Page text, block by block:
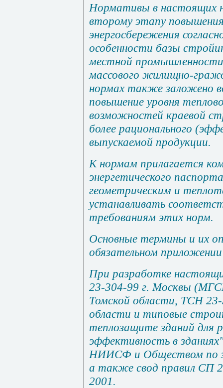
Нормативы в настоящих
второму этапу
энергосбережения
особенности базы
местной
массового жилищно-
нормах также заложено
повышение уровня
возможностей краевой
более рационального
выпускаемой продукции.
К нормам прилагается
энергетического
геометрическим и
устанавливать
требованиям этих норм.
Основные термины и их
обязательном
При разработке
23-304-99 г. Москвы
Томской области, ТСН
области и типовые
теплозащите зданий для
эффективность в
НИИСФ и Обществом по
а также свод правил СП
2001.